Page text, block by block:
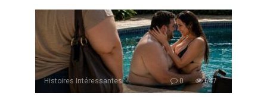
Histoires Intéressantes 0 647